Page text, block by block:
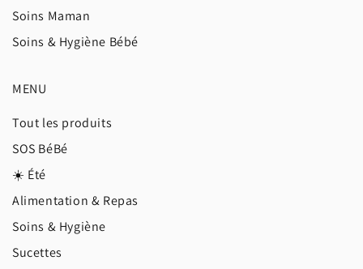
Soins Maman
Soins & Hygiène Bébé
MENU
Tout les produits
SOS BéBé
☀️ Été
Alimentation & Repas
Soins & Hygiène
Sucettes